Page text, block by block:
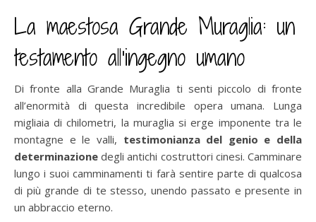
La maestosa Grande Muraglia: un
testamento all’ingegno umano
Di fronte alla Grande Muraglia ti senti piccolo di fronte
all’enormità di questa incredibile opera umana. Lunga
migliaia di chilometri, la muraglia si erge imponente tra le
montagne e le valli, testimonianza del genio e della
determinazione degli antichi costruttori cinesi. Camminare
lungo i suoi camminamenti ti farà sentire parte di qualcosa
di più grande di te stesso, unendo passato e presente in
un abbraccio eterno.